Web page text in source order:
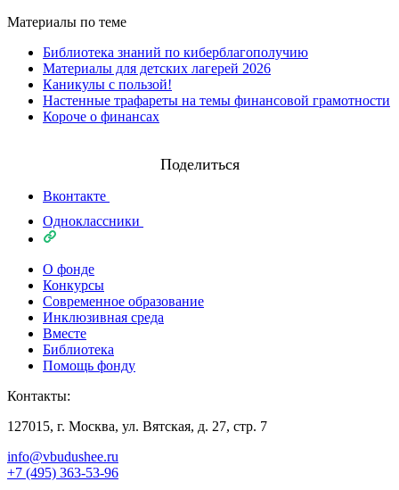
Материалы по теме
Библиотека знаний по киберблагополучию
Материалы для детских лагерей 2026
Каникулы с пользой!
Настенные трафареты на темы финансовой грамотности
Короче о финансах
Поделиться
Вконтакте
Одноклассники
О фонде
Конкурсы
Современное образование
Инклюзивная среда
Вместе
Библиотека
Помощь фонду
Контакты:
127015, г. Москва, ул. Вятская, д. 27, стр. 7
info@vbudushee.ru
+7 (495) 363-53-96